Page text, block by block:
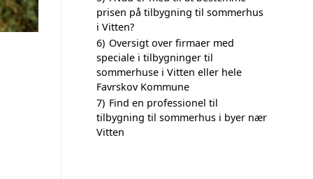
prisen på tilbygning til sommerhus
i Vitten?
6) Oversigt over firmaer med
speciale i tilbygninger til
sommerhuse i Vitten eller hele
Favrskov Kommune
7) Find en professionel til
tilbygning til sommerhus i byer nær
Vitten